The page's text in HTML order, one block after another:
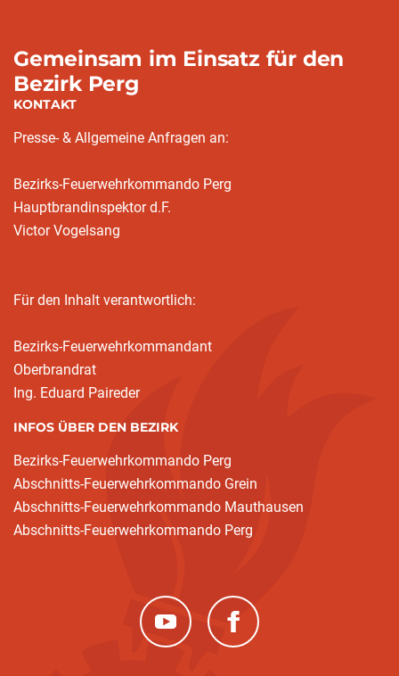
Gemeinsam im Einsatz für den
Bezirk Perg
KONTAKT
Presse- & Allgemeine Anfragen an:
Bezirks-Feuerwehrkommando Perg
Hauptbrandinspektor d.F.
Victor Vogelsang
Für den Inhalt verantwortlich:
Bezirks-Feuerwehrkommandant
Oberbrandrat
Ing. Eduard Paireder
INFOS ÜBER DEN BEZIRK
Bezirks-Feuerwehrkommando Perg
Abschnitts-Feuerwehrkommando Grein
Abschnitts-Feuerwehrkommando Mauthausen
Abschnitts-Feuerwehrkommando Perg
(neues Fenster)(neues Fenster)